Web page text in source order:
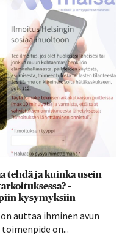
tehdä ja kuinka usein
–
kysymyksiin
auttaa ihminen avun
on...